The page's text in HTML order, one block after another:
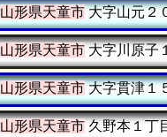
山形県天童市大字山元２
山形県天童市大字川原子
山形県天童市大字貫津１
山形県天童市久野本１丁